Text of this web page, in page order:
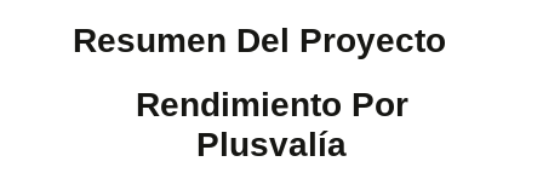
Resumen Del Proyecto
Rendimiento Por
Plusvalía